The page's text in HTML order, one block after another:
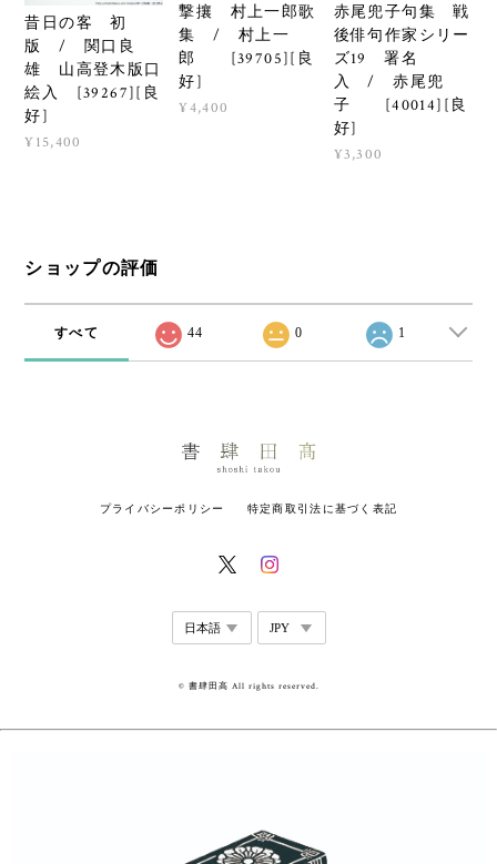
昔日の客 初
版 / 関口良
雄 山高登木版口
絵入 [39267][良
好]
¥15,400
撃攘 村上一郎歌
集 / 村上一
郎 [39705][良
好]
¥4,400
赤尾兜子句集 戦
後俳句作家シリー
ズ19 署名
入 / 赤尾兜
子 [40014][良
好]
¥3,300
ショップの評価
すべて 44 0 1
プライバシーポリシー 特定商取引法に基づく表記
© 書肆田高 All rights reserved.